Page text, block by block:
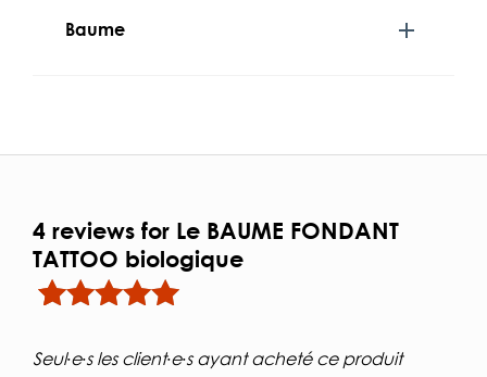
Baume
4 reviews for Le BAUME FONDANT
TATTOO biologique
basé sur
Seul·e·s les client·e·s ayant acheté ce produit